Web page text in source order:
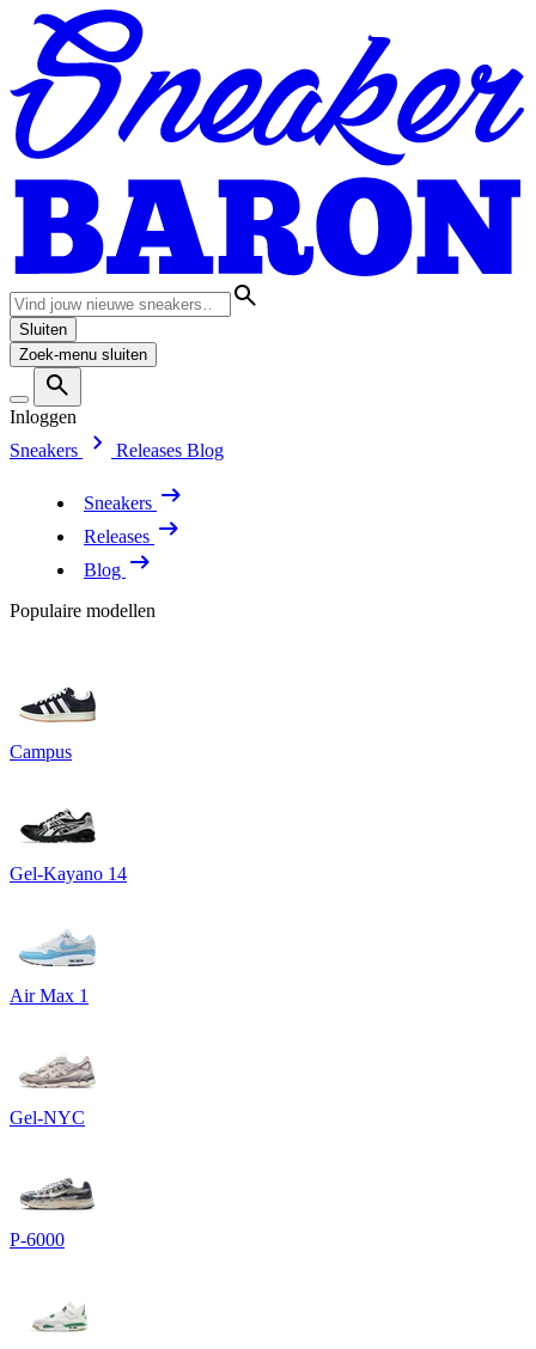
Sluiten
Zoek-menu sluiten
Inloggen
Sneakers
Releases Blog
Sneakers
Releases
Blog
Populaire modellen
Campus
Gel-Kayano 14
Air Max 1
Gel-NYC
P-6000